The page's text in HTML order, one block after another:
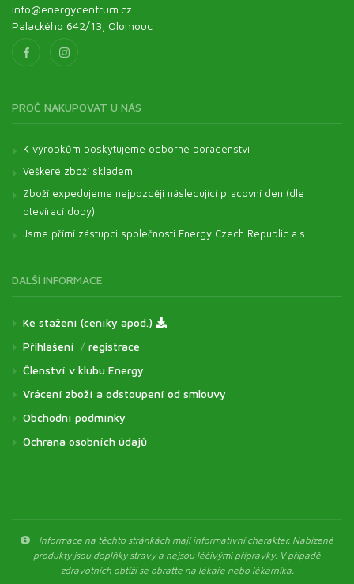
info@energycentrum.cz
Palackého 642/13, Olomouc
PROČ NAKUPOVAT U NÁS
K výrobkům poskytujeme odborné poradenství
Veškeré zboží skladem
Zboží expedujeme nejpozději následující pracovní den (dle
otevírací doby)
Jsme přímí zástupci společnosti Energy Czech Republic a.s.
DALŠÍ INFORMACE
Ke stažení (ceníky apod.)
Přihlášení / registrace
Členství v klubu Energy
Vrácení zboží a odstoupení od smlouvy
Obchodní podmínky
Ochrana osobních údajů
Informace na těchto stránkách mají informativní charakter. Nabízené
produkty jsou doplňky stravy a nejsou léčivými přípravky. V případě
zdravotních obtíží se obraťte na lékaře nebo lékárníka.